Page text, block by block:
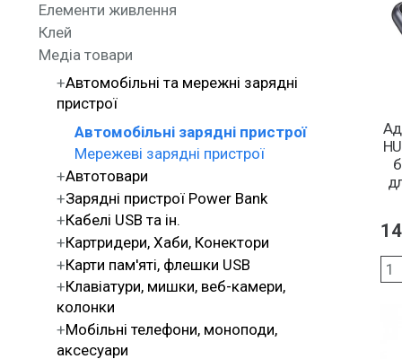
Елементи живлення
Клей
Медіа товари
Автомобільні та мережні зарядні
пристрої
Автомобільні зарядні пристрої
Мережеві зарядні пристрої
Автотовари
Зарядні пристрої Power Bank
Кабелі USB та ін.
Картридери, Хаби, Конектори
Карти пам'яті, флешки USB
Клавіатури, мишки, веб-камери,
колонки
Мобільні телефони, моноподи,
аксесуари